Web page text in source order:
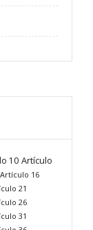
10 Artículo
Artículo 16
21
26
31